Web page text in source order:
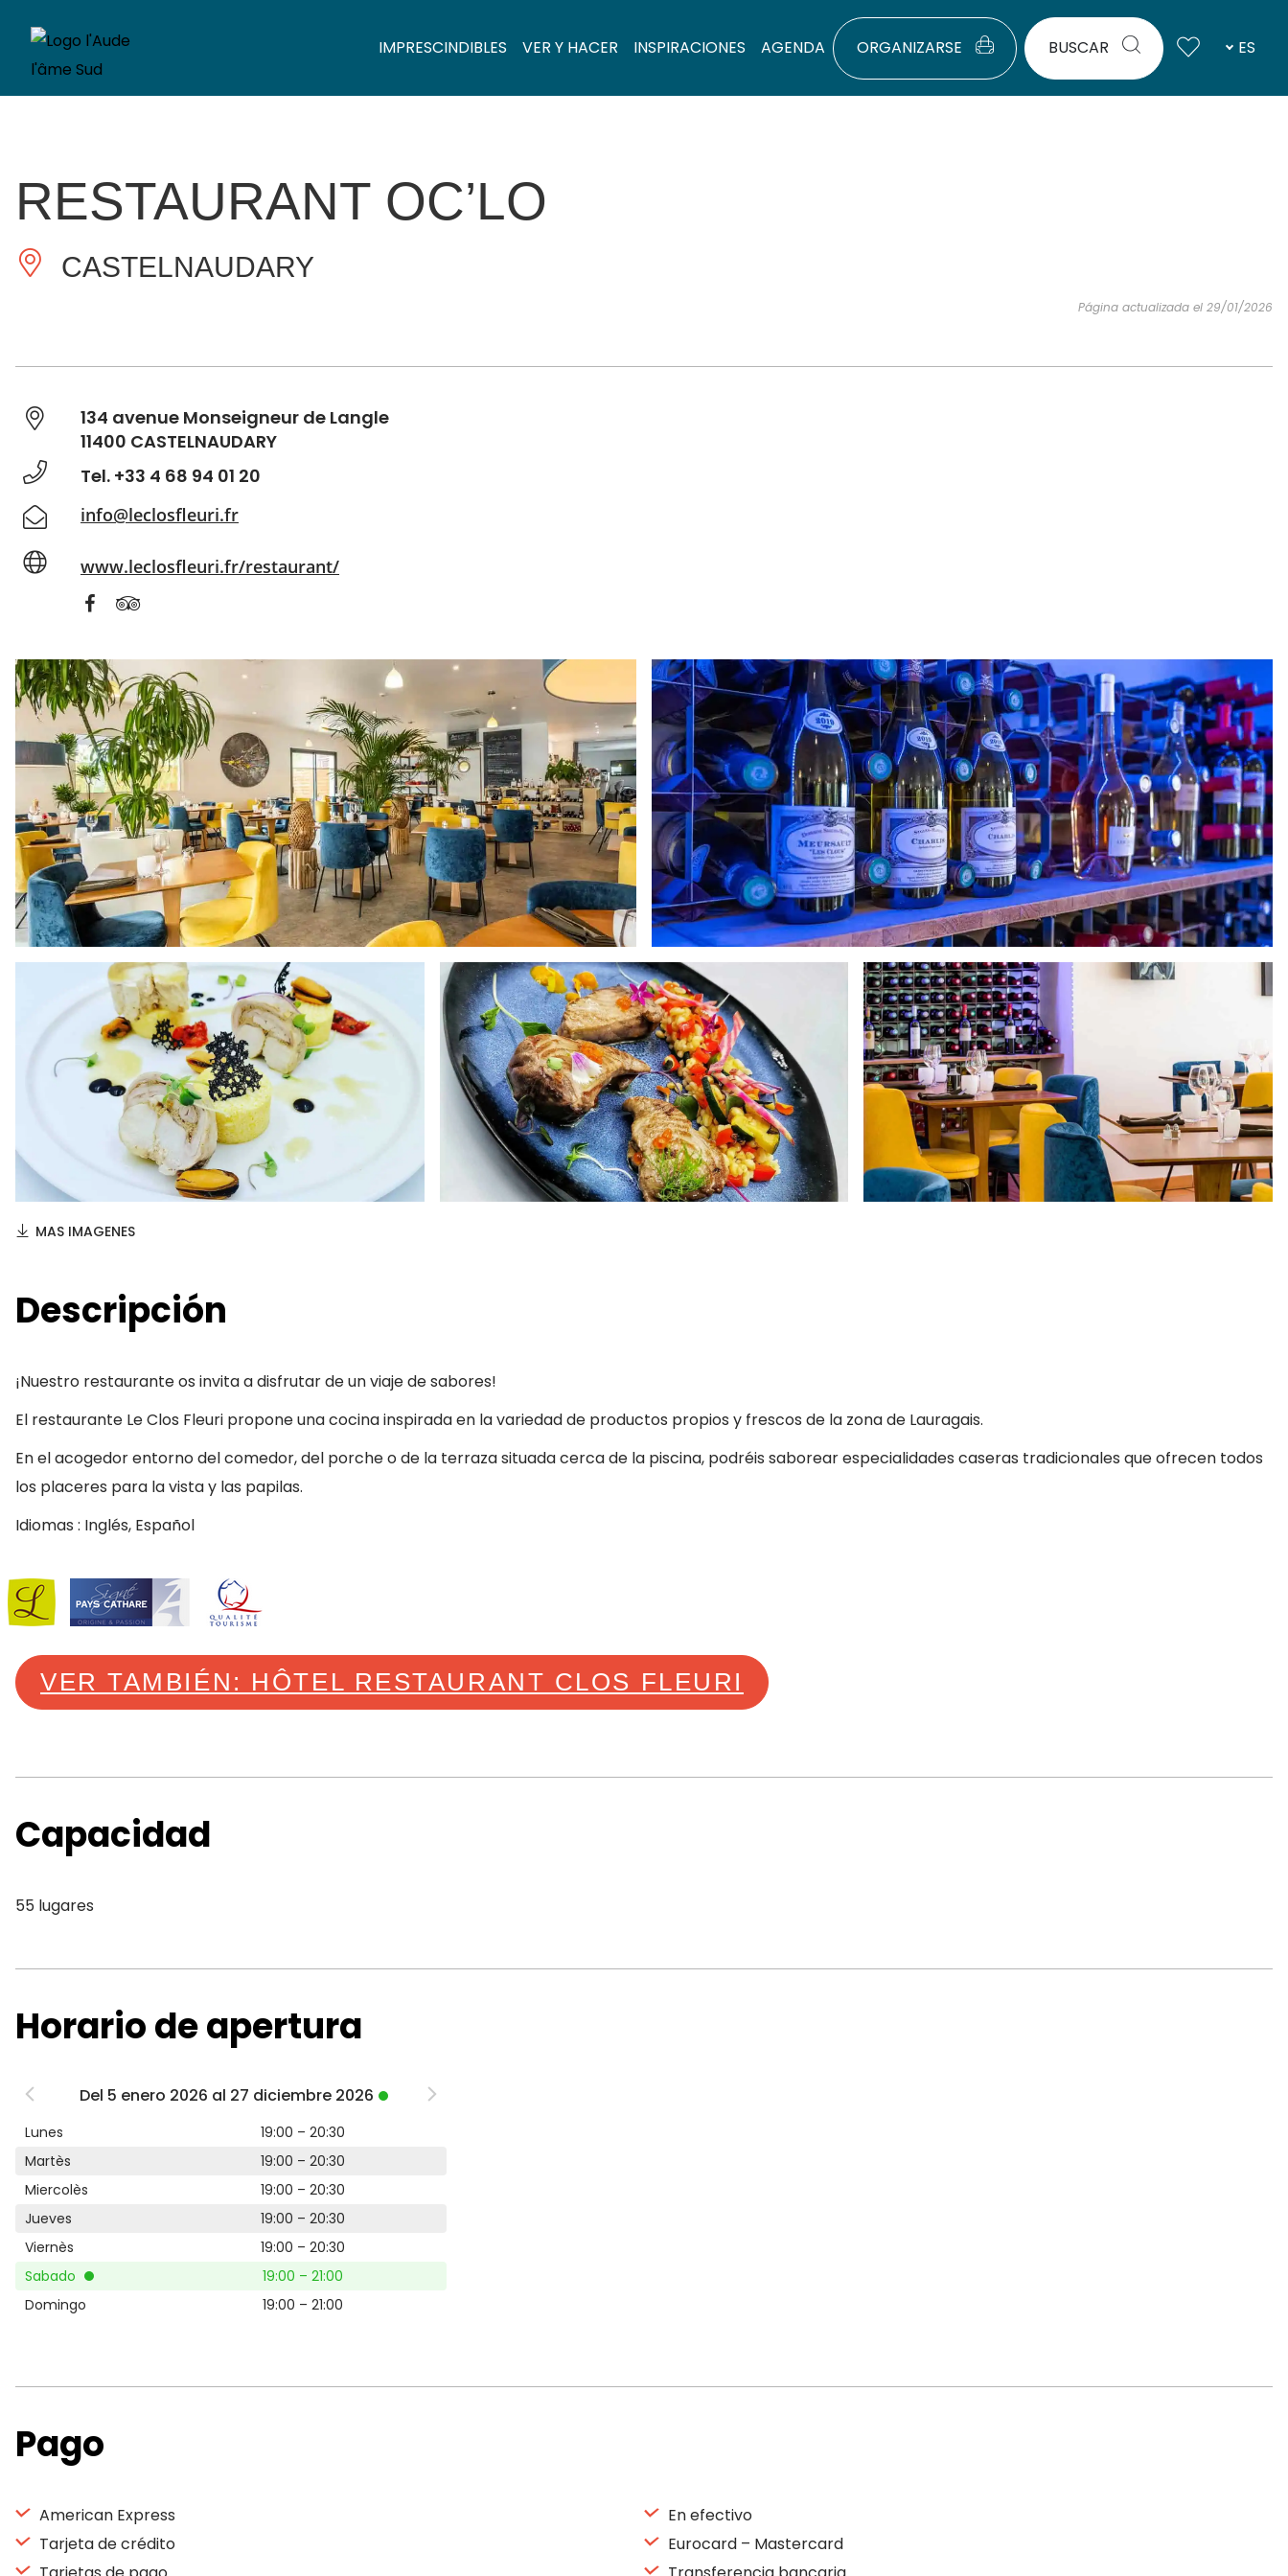
IMPRESCINDIBLES VER Y HACER INSPIRACIONES AGENDA ORGANIZARSE BUSCAR ES
RESTAURANT OC’LO
CASTELNAUDARY
Página actualizada el 29/01/2026
134 avenue Monseigneur de Langle
11400 CASTELNAUDARY
Tel. +33 4 68 94 01 20
info@leclosfleuri.fr
www.leclosfleuri.fr/restaurant/
MAS IMAGENES
Descripción
¡Nuestro restaurante os invita a disfrutar de un viaje de sabores!
El restaurante Le Clos Fleuri propone una cocina inspirada en la variedad de productos propios y frescos de la zona de Lauragais.
En el acogedor entorno del comedor, del porche o de la terraza situada cerca de la piscina, podréis saborear especialidades caseras tradicionales que ofrecen todos
los placeres para la vista y las papilas.
Idiomas : Inglés, Español
VER TAMBIÉN: HÔTEL RESTAURANT CLOS FLEURI
Capacidad
55 lugares
Horario de apertura
Del 5 enero 2026 al 27 diciembre 2026
Lunes
19:00 – 20:30
Martès
19:00 – 20:30
Miercolès
19:00 – 20:30
Jueves
19:00 – 20:30
Viernès
19:00 – 20:30
Sabado
19:00 – 21:00
Domingo
19:00 – 21:00
Pago
American Express
Tarjeta de crédito
En efectivo
Eurocard – Mastercard